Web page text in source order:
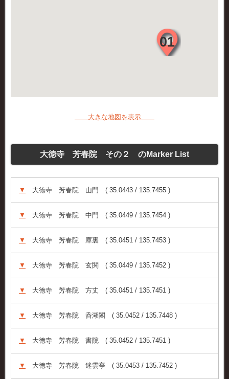
大きな地図を表示
大徳寺 芳春院 その２ のMarker List
▼ 大徳寺 芳春院 山門 ( 35.0443 / 135.7455 )
▼ 大徳寺 芳春院 中門 ( 35.0449 / 135.7454 )
▼ 大徳寺 芳春院 庫裏 ( 35.0451 / 135.7453 )
▼ 大徳寺 芳春院 玄関 ( 35.0449 / 135.7452 )
▼ 大徳寺 芳春院 方丈 ( 35.0451 / 135.7451 )
▼ 大徳寺 芳春院 呑湖閣 ( 35.0452 / 135.7448 )
▼ 大徳寺 芳春院 書院 ( 35.0452 / 135.7451 )
▼ 大徳寺 芳春院 迷雲亭 ( 35.0453 / 135.7452 )